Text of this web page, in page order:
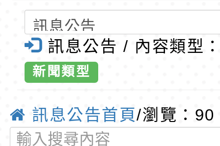
育專業人員資格者報
理人員」甄選
梯特教代課教師甄選
公告(尚有缺額)
錄取公告-桃園市桃
民小學115學年度「
班教師助理員」甄選
東門國小115學年度
梯特教代理教師甄選
公告(尚有缺額)
特殊教育學生及幼兒
明手冊(修訂版)與學
說明影片
轉知臺中市政府政風
光城市手牽手，綠能
走」動畫影片
本府115年70歲以上
員健康講座「吃得安
清華光罩教學專業論
五海味-食魚
及營養師
加-桃園市東
訊息公告 / 內容類型
新聞類型
訊息公告首頁/瀏覽：90